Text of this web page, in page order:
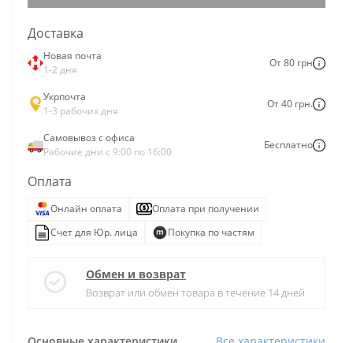
Доставка
Новая почта
1-2 дня
От 80 грн
Укрпочта
1-3 рабочих дня
От 40 грн.
Самовывоз с офиса
Рабочие дни с 9:00 по 16:00
Бесплатно
Оплата
Онлайн оплата
Оплата при получении
Счет для Юр. лица
Покупка по частям
Обмен и возврат
Возврат или обмен товара в течение 14 дней